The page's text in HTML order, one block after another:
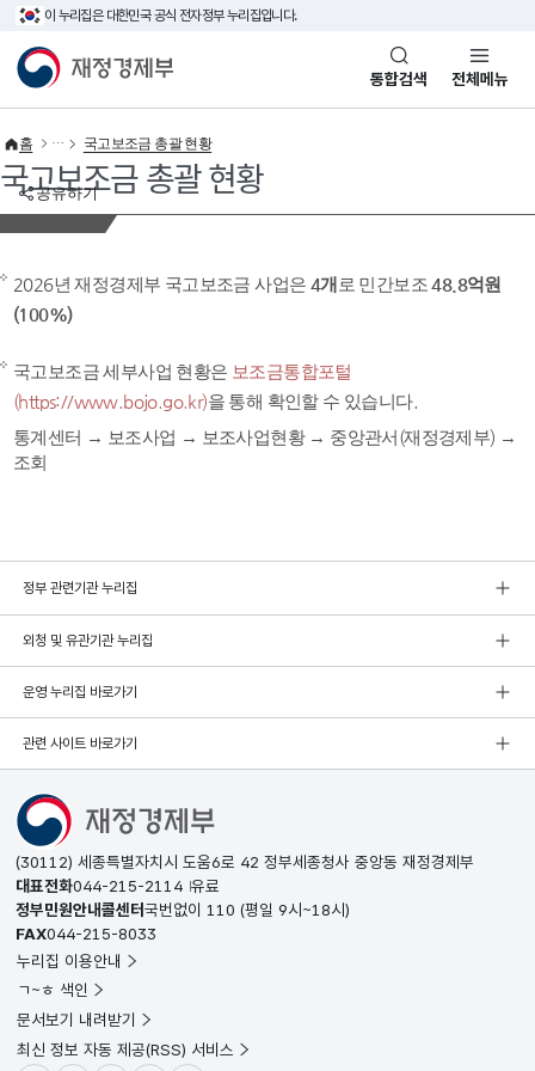
이 누리집은 대한민국 공식 전자정부 누리집입니다.
재정경제부(www.mofe.go.kr)통합검색 전체메뉴
공유하기
홈 국고보조금 총괄 현황
국고보조금 총괄 현황
2026년 재정경제부 국고보조금 사업은 4개 로 민간보조48.8억원
(100%)
국고보조금 세부사업 현황은 보조금통합포털
(https://www.bojo.go.kr)을 통해 확인할 수 있습니다.
통계센터 → 보조사업 → 보조사업현황 → 중앙관서(재정경제부) →
조회
정부 관련기관 누리집
외청 및 유관기관 누리집
운영 누리집 바로가기
관련 사이트 바로가기
(30112) 세종특별자치시 도움6로 42 정부세종청사 중앙동 재정경제부
대표전화044-215-2114 유료
정부민원안내콜센터국번없이 110 (평일 9시~18시)
FAX044-215-8033
누리집 이용안내
ㄱ~ㅎ 색인
문서보기 내려받기
최신 정보 자동 제공(RSS) 서비스